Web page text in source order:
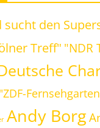
sucht den
Treff" "NDR
"ZDF-
Andy Borg